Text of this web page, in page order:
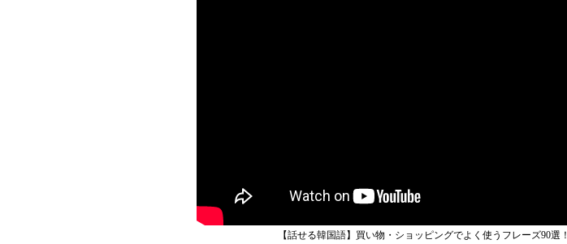
【話せる韓国語】買い物・ショッピングでよく使うフレーズ90選！